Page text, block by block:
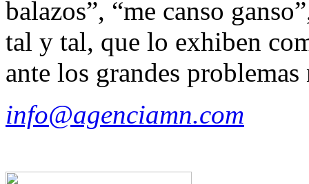
balazos”, “me canso
tal y tal, que lo exhiben
ante los grandes
info@agenciamn.com